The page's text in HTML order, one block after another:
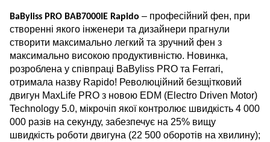
BaByliss PRO BAB7000IE Rapido – професійний фен, при
створенні якого інженери та дизайнери прагнули
створити максимально легкий та зручний фен з
максимально високою продуктивністю. Новинка,
розроблена у співпраці BaByliss PRO та Ferrari,
отримала назву Rapido! Революційний безщітковий
двигун MaxLife PRO з новою EDM (Electro Driven Motor)
Technology 5.0, мікрочіп якої контролює швидкість 4 000
000 разів на секунду, забезпечує на 25% вищу
швидкість роботи двигуна (22 500 оборотів на хвилину);